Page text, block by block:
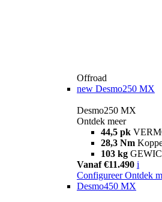
Offroad
new Desmo250 MX
Desmo250 MX
Ontdek meer
44,5 pk
28,3 Nm
103 kg
Vanaf €11.490 i
Configureer Ontdek
Desmo450 MX